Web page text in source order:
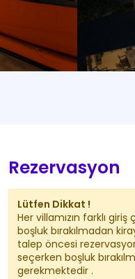
Rezervasyon
Lütfen Dikkat !
Her villamızın farklı giriş
boşluk bırakılmadan
talep öncesi
seçerken boşluk
gerekmektedir .